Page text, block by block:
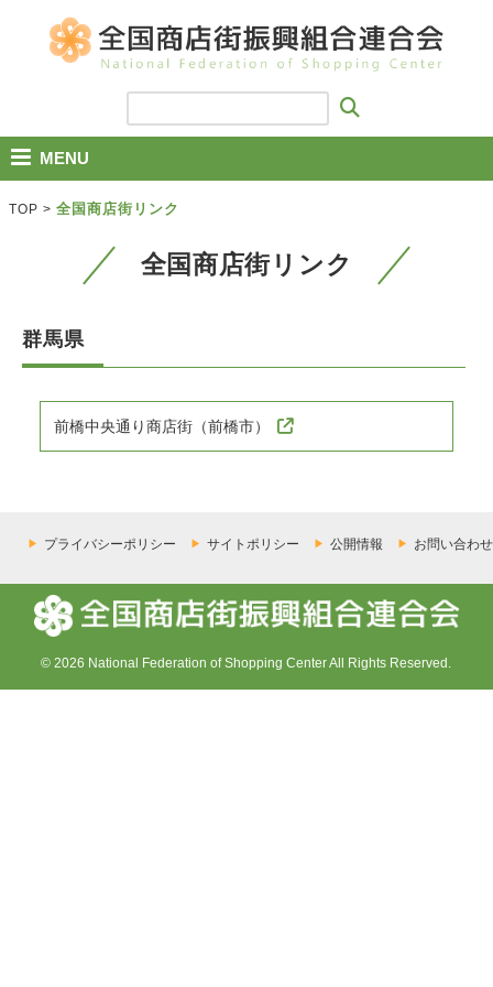
MENU
TOP > 全国商店街リンク
全国商店街リンク
群馬県
前橋中央通り商店街（前橋市）
プライバシーポリシー サイトポリシー 公開情報 お問い合わせ
© 2026 National Federation of Shopping Center All Rights Reserved.